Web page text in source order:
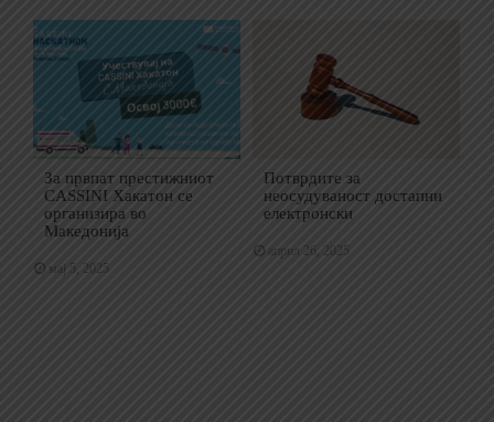
За првпат престижниот
CASSINI Хакатон се
организира во
Македонија
мај 5, 2025
Потврдите за
неосудуваност достапни
електронски
април 26, 2025